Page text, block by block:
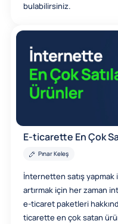
bulabilirsiniz.
E-ticarette En Çok
Pınar Keleş
İnternetten satış yapmak
artırmak için her zaman
e-ticaret paketleri
ticarette en çok satan